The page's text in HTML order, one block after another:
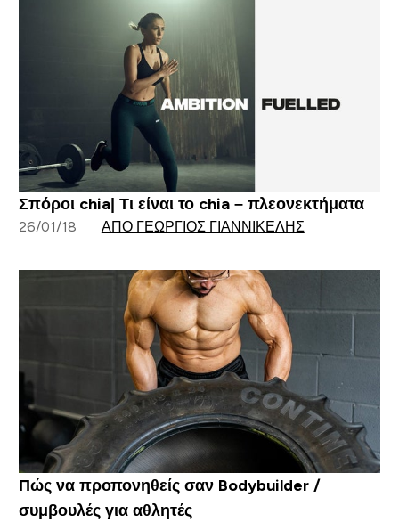
Σπόροι chia| Τι είναι το chia – πλεονεκτήματα
26/01/18 ΑΠΌ ΓΕΏΡΓΙΟΣ ΓΙΑΝΝΙΚΈΛΗΣ
Πώς να προπονηθείς σαν Bodybuilder /
συμβουλές για αθλητές